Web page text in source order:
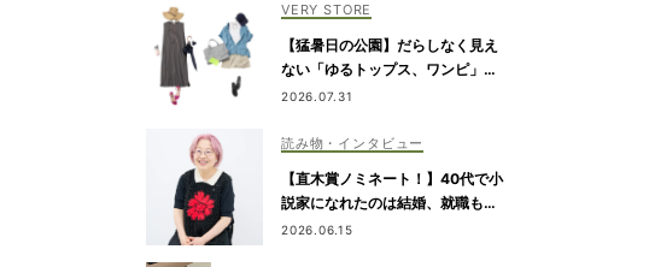
VERY STORE
【猛暑日の公園】だらしなく見え
ない「ゆるトップス、ワンピ」コ
ーデ
2026.07.31
読み物・インタビュー
【直木賞ノミネート！】40代で小
説家になれたのは結婚、就職も予
定通りにいかなかったから｜朝倉
2026.06.15